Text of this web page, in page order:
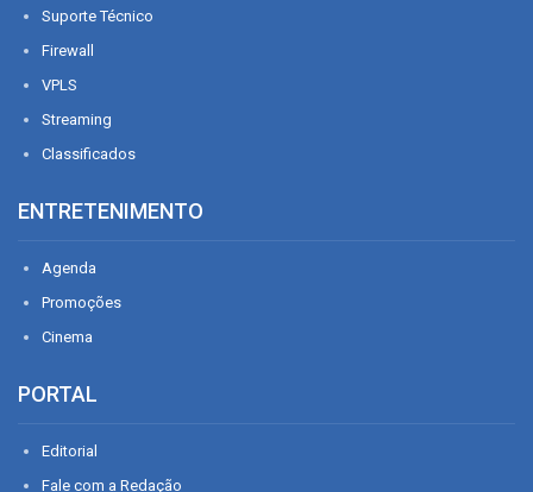
Suporte Técnico
Firewall
VPLS
Streaming
Classificados
ENTRETENIMENTO
Agenda
Promoções
Cinema
PORTAL
Editorial
Fale com a Redação